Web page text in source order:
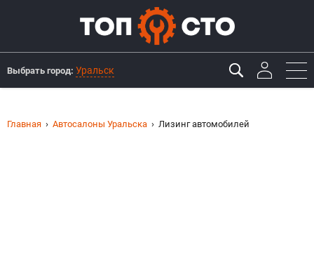
Выбрать город: Уральск
Главная Автосалоны Уральска Лизинг автомобилей